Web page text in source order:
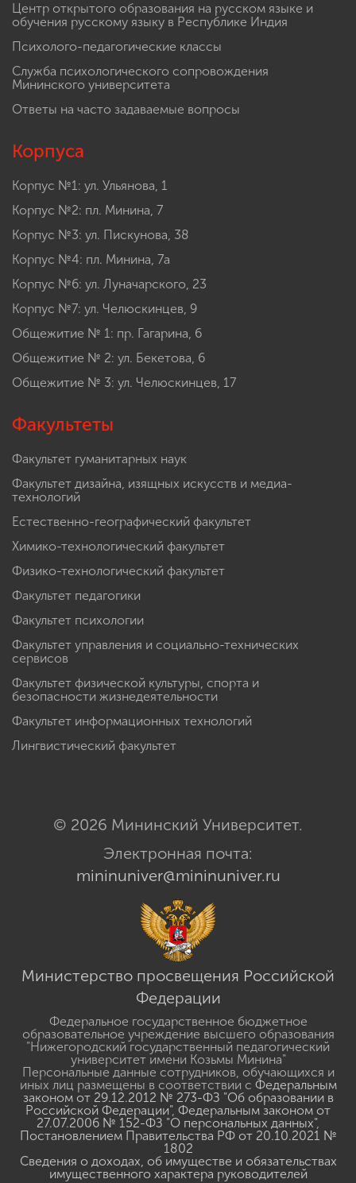
Центр открытого образования на русском языке и
обучения русскому языку в Республике Индия
Психолого-педагогические классы
Служба психологического сопровождения
Мининского университета
Ответы на часто задаваемые вопросы
Корпуса
Корпус №1: ул. Ульянова, 1
Корпус №2: пл. Минина, 7
Корпус №3: ул. Пискунова, 38
Корпус №4: пл. Минина, 7а
Корпус №6: ул. Луначарского, 23
Корпус №7: ул. Челюскинцев, 9
Общежитие № 1: пр. Гагарина, 6
Общежитие № 2: ул. Бекетова, 6
Общежитие № 3: ул. Челюскинцев, 17
Факультеты
Факультет гуманитарных наук
Факультет дизайна, изящных искусств и медиа-
технологий
Естественно-географический факультет
Химико-технологический факультет
Физико-технологический факультет
Факультет педагогики
Факультет психологии
Факультет управления и социально-технических
сервисов
Факультет физической культуры, спорта и
безопасности жизнедеятельности
Факультет информационных технологий
Лингвистический факультет
© 2026 Мининский Университет.
Электронная почта:
mininuniver@mininuniver.ru
Министерство просвещения Российской
Федерации
Федеральное государственное бюджетное
образовательное учреждение высшего образования
"Нижегородский государственный педагогический
университет имени Козьмы Минина"
Персональные данные сотрудников, обучающихся и
иных лиц размещены в соответствии с Федеральным
законом от 29.12.2012 № 273-ФЗ "Об образовании в
Российской Федерации", Федеральным законом от
27.07.2006 № 152-ФЗ "О персональных данных",
Постановлением Правительства РФ от 20.10.2021 №
1802
Сведения о доходах, об имуществе и обязательствах
имущественного характера руководителей